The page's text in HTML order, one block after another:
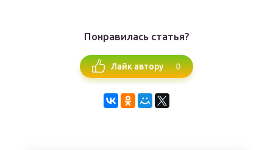
Понравилась статья?
Лайк автору 0